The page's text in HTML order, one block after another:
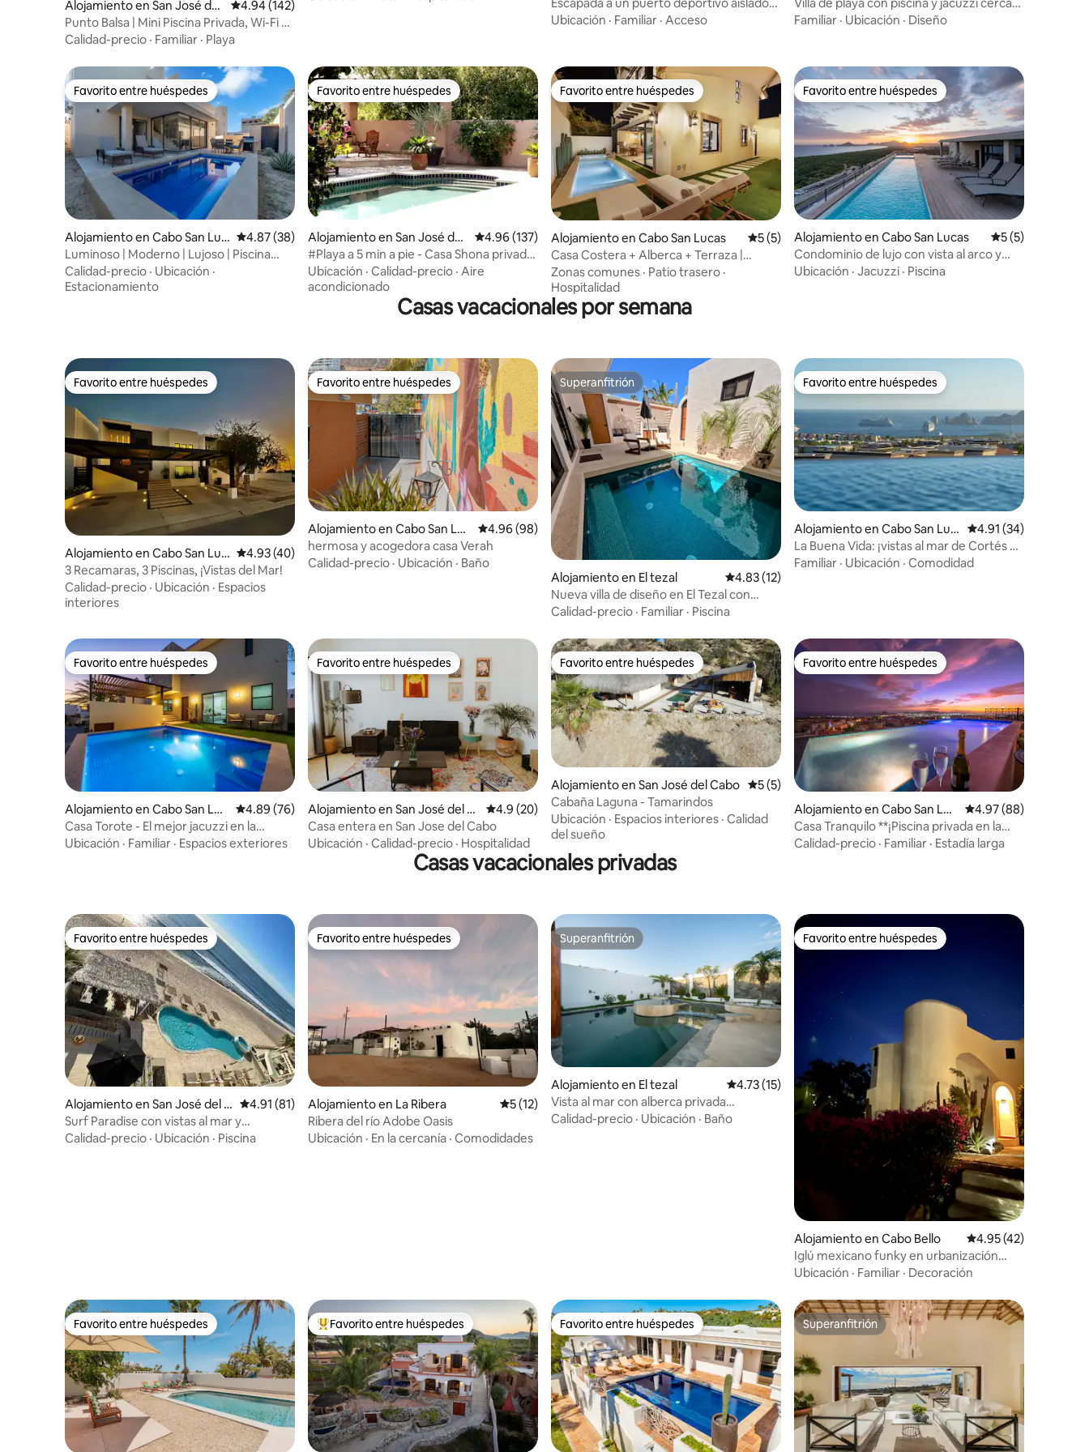
Alojamiento en San José del
Cabo
Calificación promedio: 4.94 de 5, 142 reseñas
4.94 (142)
Punto Balsa | Mini Piscina Privada, Wi-Fi y
A/C
Calidad-precio · Familiar · Playa
Escapada a un puerto deportivo aislado
en el corazón de Cabo
Ubicación · Familiar · Acceso
Villa de playa con piscina y jacuzzi cerca
de 4 estaciones
Familiar · Ubicación · Diseño
Favorito entre huéspedes
Favorito entre huéspedes
Alojamiento en Cabo San Luc
as
Calificación promedio: 4.87 de 5, 38 reseñas
4.87 (38)
Luminoso | Moderno | Lujoso | Piscina
privada
Calidad-precio · Ubicación ·
Estacionamiento
Favorito entre huéspedes
Favorito entre huéspedes
Alojamiento en San José del
Cabo
Calificación promedio: 4.96 de 5, 137 reseñas
4.96 (137)
#Playa a 5 min a pie - Casa Shona privada
con 4+ dormitorios
Ubicación · Calidad-precio · Aire
acondicionado
Favorito entre huéspedes
Favorito entre huéspedes
Alojamiento en Cabo San Lucas Calificación promedio: 5 de 5, 5 reseñas
5 (5)
Casa Costera + Alberca + Terraza |
Copala Cabo
Zonas comunes · Patio trasero ·
Hospitalidad
Favorito entre huéspedes
Favorito entre huéspedes
Alojamiento en Cabo San Lucas Calificación
5 (5)
Condominio de lujo con vista al arco y
piscina climatizada en la azotea
Ubicación · Jacuzzi · Piscina
Casas vacacionales por semana
Favorito entre huéspedes
Favorito entre huéspedes
Alojamiento en Cabo San Luc
as
Calificación promedio: 4.93 de 5, 40 reseñas
4.93 (40)
3 Recamaras, 3 Piscinas, ¡Vistas del Mar!
Calidad-precio · Ubicación · Espacios
interiores
Favorito entre huéspedes
Favorito entre huéspedes
Alojamiento en Cabo San Luc
as
Calificación promedio: 4.96 de 5, 98 reseñas
4.96 (98)
hermosa y acogedora casa Verah
Calidad-precio · Ubicación · Baño
Superanfitrión
Superanfitrión
Alojamiento en El tezal Calificación promedio: 4.83 de 5, 12 reseñas
4.83 (12)
Nueva villa de diseño en El Tezal con
piscina privada
Calidad-precio · Familiar · Piscina
Favorito entre huéspedes
Favorito entre huéspedes
Alojamiento en Cabo San Luc
as
Calificación
4.91 (34)
La Buena Vida: ¡vistas al mar de Cortés y
al mar de Medano!
Familiar · Ubicación · Comodidad
Favorito entre huéspedes
Favorito entre huéspedes
Alojamiento en Cabo San Luc
as
Calificación promedio: 4.89 de 5, 76 reseñas
4.89 (76)
Casa Torote - El mejor jacuzzi en la
azotea y vistas
Ubicación · Familiar · Espacios exteriores
Favorito entre huéspedes
Favorito entre huéspedes
Alojamiento en San José del C
abo
Calificación promedio: 4.9 de 5, 20 reseñas
4.9 (20)
Casa entera en San Jose del Cabo
Ubicación · Calidad-precio · Hospitalidad
Favorito entre huéspedes
Favorito entre huéspedes
Alojamiento en San José del Cabo Calificación promedio: 5 de 5, 5 reseñas
5 (5)
Cabaña Laguna - Tamarindos
Ubicación · Espacios interiores · Calidad
del sueño
Favorito entre huéspedes
Favorito entre huéspedes
Alojamiento en Cabo San Luc
as
Calificación
4.97 (88)
Casa Tranquilo **¡Piscina privada en la
azotea!**
Calidad-precio · Familiar · Estadía larga
Casas vacacionales privadas
Favorito entre huéspedes
Favorito entre huéspedes
Alojamiento en San José del C
abo
Calificación promedio: 4.91 de 5, 81 reseñas
4.91 (81)
Surf Paradise con vistas al mar y
Concierge
Calidad-precio · Ubicación · Piscina
Favorito entre huéspedes
Favorito entre huéspedes
Alojamiento en La Ribera Calificación promedio: 5 de 5, 12 reseñas
5 (12)
Ribera del río Adobe Oasis
Ubicación · En la cercanía · Comodidades
Superanfitrión
Superanfitrión
Alojamiento en El tezal Calificación promedio: 4.73 de 5, 15 reseñas
4.73 (15)
Vista al mar con alberca privada
climatizada
Calidad-precio · Ubicación · Baño
Favorito entre huéspedes
Favorito entre huéspedes
Alojamiento en Cabo Bello Calificación
4.95 (42)
Iglú mexicano funky en urbanización
cerrada con playa.
Ubicación · Familiar · Decoración
Favorito entre huéspedes
Favorito entre huéspedes Favorito entre huéspedes preferido
Favorito entre huéspedes Favorito entre huéspedes
Favorito entre huéspedes Superanfitrión
Superanfitrión